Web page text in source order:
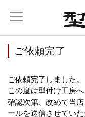
ご依頼完了
ご依頼完了しました。
この度は型付け工房
確認次第、改めて当
ールを送信させていた